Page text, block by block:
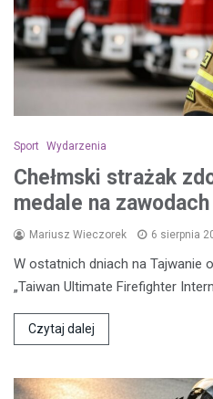
Sport Wydarzenia
Chełmski strażak
medale na
Mariusz Wieczorek 6 sierpnia
W ostatnich dniach na Tajwanie
„Taiwan Ultimate Firefighter
Czytaj dalej